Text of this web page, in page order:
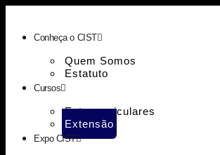
Conheça o CIST
Quem Somos
Estatuto
Cursos
Extracurriculares
Extensão
Expo CIST